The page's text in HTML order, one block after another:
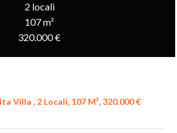
2 locali
107 m²
320.000 €
Villa , 2 Locali, 107 M², 320.000 €